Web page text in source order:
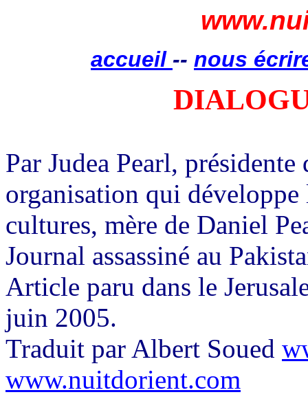
accueil -- nous
Par Judea Pearl,
organisation qui
cultures, mère de Daniel
Journal assassiné au
Article paru dans le
juin 2005.
Traduit par Albert Soued
www.nuitdorient.com